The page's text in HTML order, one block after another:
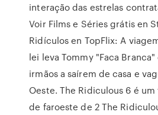
interação das estrelas
Voir Films e Séries grátis en
Ridículos en TopFlix: A
lei leva Tommy "Faca
irmãos a saírem de casa e
Oeste. The Ridiculous 6 é
de faroeste de 2 The